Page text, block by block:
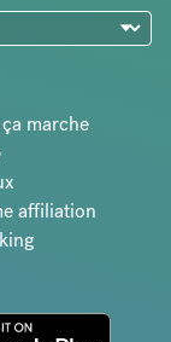
marche
affiliation